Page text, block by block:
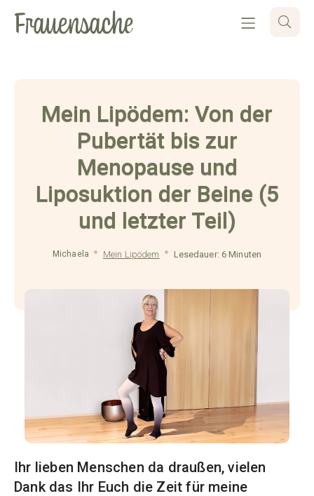
Mein Lipödem: Von der
Pubertät bis zur
Menopause und
Liposuktion der Beine (5
und letzter Teil)
Michaela Mein Lipödem Lesedauer: 6 Minuten
Ihr lieben Menschen da draußen, vielen
Dank das Ihr Euch die Zeit für meine